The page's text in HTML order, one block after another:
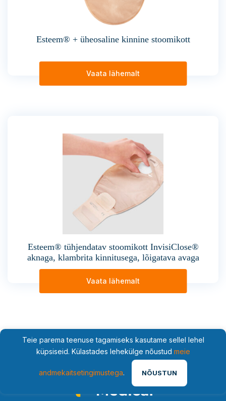
Esteem® + üheosaline kinnine stoomikott
Vaata lähemalt
Esteem® tühjendatav stoomikott InvisiClose®
aknaga, klambrita kinnitusega, lõigatava avaga
Vaata lähemalt
Teie parema teenuse tagamiseks kasutame sellel lehel
küpsiseid. Külastades lehekülge nõustud meie
andmekaitsetingimustega. NÕUSTUN